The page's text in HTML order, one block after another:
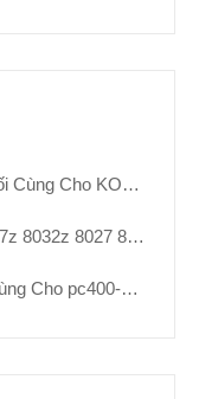
Dõi Hành Trình Máy Xúc Với Hộp Giảm Tốc
950386 20/951204 Dành Cho Các Bộ Phận Máy Xúc Mini
Lịch Với Bộ Giảm Tốc Theo Dõi Hộp Số